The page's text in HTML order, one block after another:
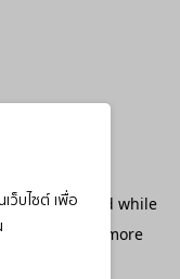
ว็บไซต์ เพื่อ
has occurred while
console
for more